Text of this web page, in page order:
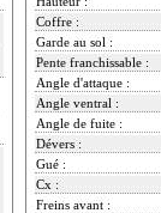
Coffre :
Garde au sol :
Pente franchissable :
Angle d'attaque :
Angle ventral :
Angle de fuite :
Dévers :
Gué :
Cx :
Freins avant :